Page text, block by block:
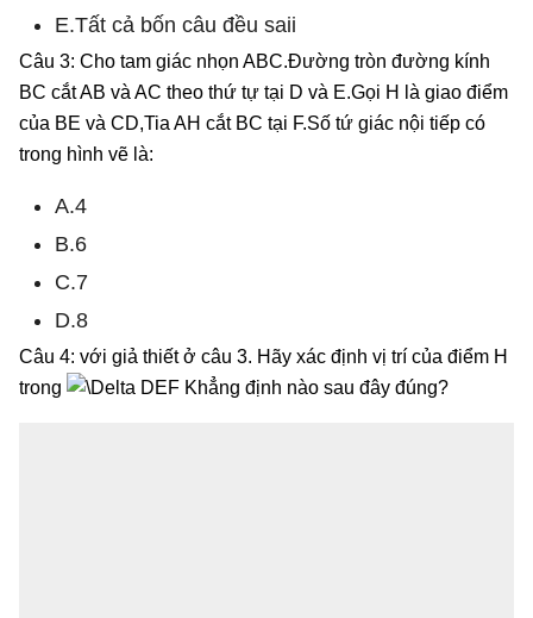
E.Tất cả bốn câu đều saii
Câu 3: Cho tam giác nhọn ABC.Đường tròn đường kính
BC cắt AB và AC theo thứ tự tại D và E.Gọi H là giao điểm
của BE và CD,Tia AH cắt BC tại F.Số tứ giác nội tiếp có
trong hình vẽ là:
A.4
B.6
C.7
D.8
Câu 4: với giả thiết ở câu 3. Hãy xác định vị trí của điểm H
trong
Khẳng định nào sau đây đúng?